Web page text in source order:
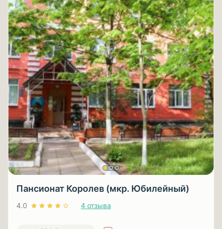
Пансионат Королев (мкр. Юбилейный)
4.0 4 отзыва